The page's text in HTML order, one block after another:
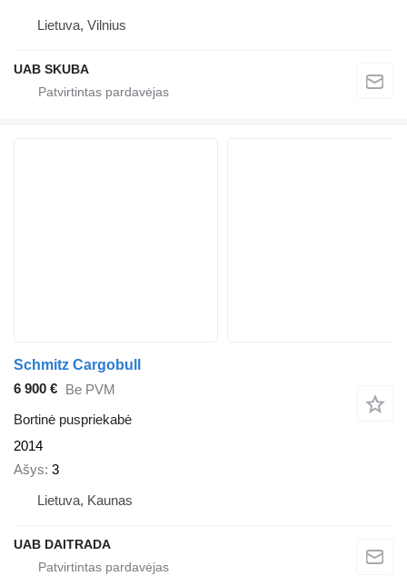
Lietuva, Vilnius
UAB SKUBA
Schmitz Cargobull
6 900 € Be PVM
Bortinė puspriekabė
2014
Ašys 3
Lietuva, Kaunas
UAB DAITRADA